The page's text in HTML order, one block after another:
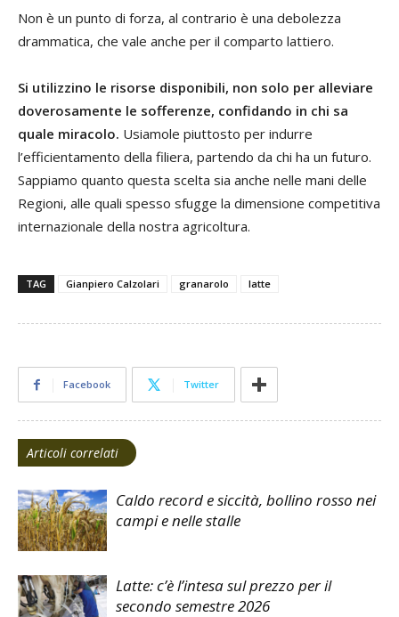
Non è un punto di forza, al contrario è una debolezza
drammatica, che vale anche per il comparto lattiero.
Si utilizzino le risorse disponibili, non solo per alleviare
doverosamente le sofferenze, confidando in chi sa
quale miracolo. Usiamole piuttosto per indurre
l’efficientamento della filiera, partendo da chi ha un futuro.
Sappiamo quanto questa scelta sia anche nelle mani delle
Regioni, alle quali spesso sfugge la dimensione competitiva
internazionale della nostra agricoltura.
TAG Gianpiero Calzolari granarolo latte
Facebook Twitter
Articoli correlati
Caldo record e siccità, bollino rosso nei
campi e nelle stalle
Latte: c’è l’intesa sul prezzo per il
secondo semestre 2026